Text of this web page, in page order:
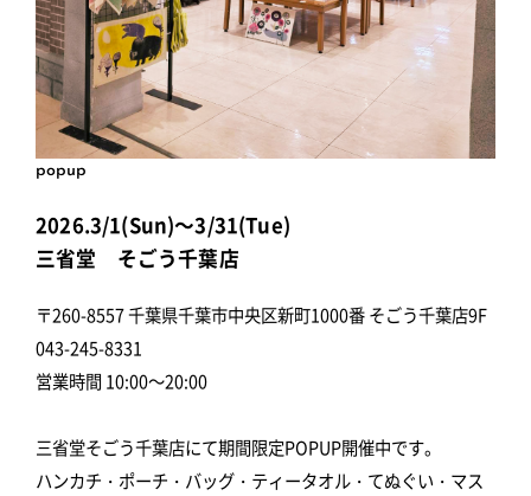
popup
2026.3/1(Sun)～3/31(Tue)
三省堂 そごう千葉店
〒260-8557 千葉県千葉市中央区新町1000番 そごう千葉店9F
043-245-8331
営業時間 10:00～20:00
三省堂そごう千葉店にて期間限定POPUP開催中です。
ハンカチ・ポーチ・バッグ・ティータオル・てぬぐい・マス